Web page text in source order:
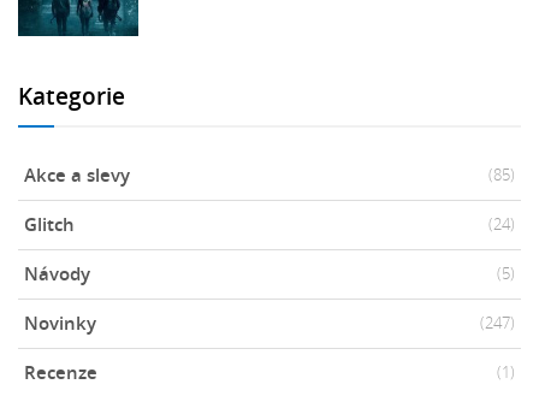
Kategorie
Akce a slevy (85)
Glitch (24)
Návody (5)
Novinky (247)
Recenze (1)